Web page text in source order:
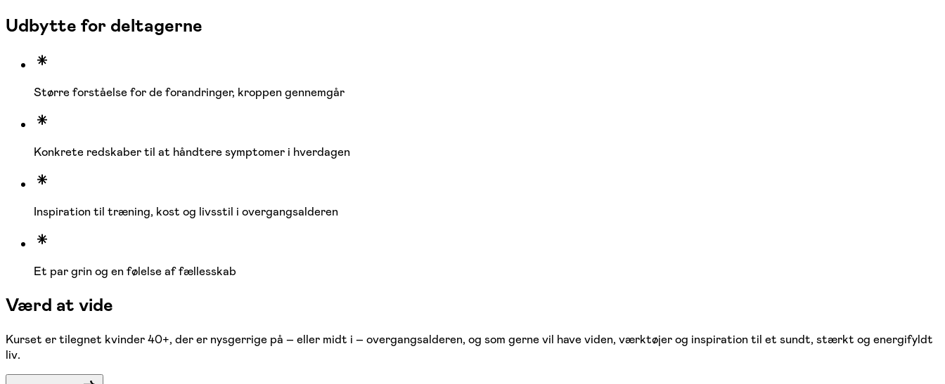
Udbytte for deltagerne
Større forståelse for de forandringer, kroppen gennemgår
Konkrete redskaber til at håndtere symptomer i hverdagen
Inspiration til træning, kost og livsstil i overgangsalderen
Et par grin og en følelse af fællesskab
Værd at vide
Kurset er tilegnet kvinder 40+, der er nysgerrige på – eller midt i – overgangsalderen, og som gerne vil have viden, værktøjer og inspiration til et sundt, stærkt og energifyldt
liv.